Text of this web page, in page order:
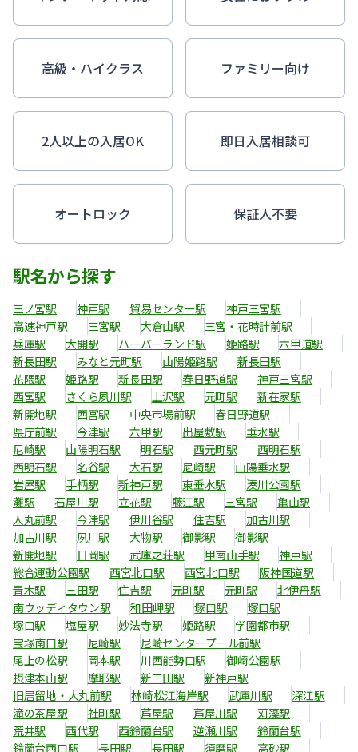
高級・ハイクラス ファミリー向け
2人以上の入居OK 即日入居相談可
オートロック 保証人不要
駅名から探す
三ノ宮駅 神戸駅 貿易センター駅
神戸三宮駅
高速神戸駅
三宮駅 大倉山駅
三宮・花時計前駅
兵庫駅
大開駅 ハーバーランド駅 姫路駅
六甲道駅
新長田駅
みなと元町駅 山陽姫路駅
新長田駅
花隈駅
姫路駅 新長田駅 春日野道駅
神戸三宮駅
西宮駅
さくら夙川駅 上沢駅 元町駅
新在家駅
新開地駅
西宮駅 中央市場前駅
春日野道駅
県庁前駅
今津駅 六甲駅 出屋敷駅
垂水駅
尼崎駅
山陽明石駅 明石駅 西元町駅
西明石駅
西明石駅
名谷駅 大石駅 尼崎駅
山陽垂水駅
岩屋駅
手柄駅 新神戸駅 東垂水駅
湊川公園駅
灘駅
石屋川駅 立花駅 藤江駅 三宮駅
亀山駅
人丸前駅
今津駅 伊川谷駅 住吉駅
加古川駅
加古川駅
夙川駅 大物駅 御影駅
御影駅
新開地駅
日岡駅 武庫之荘駅 甲南山手駅
神戸駅
総合運動公園駅
西宮北口駅 西宮北口駅
阪神国道駅
青木駅
三田駅 住吉駅 元町駅 元町駅
北伊丹駅
南ウッディタウン駅
和田岬駅 塚口駅
塚口駅
塚口駅
塩屋駅 妙法寺駅 姫路駅
学園都市駅
宝塚南口駅
尼崎駅
尼崎センタープール前駅
尾上の松駅
岡本駅 川西能勢口駅
御崎公園駅
摂津本山駅
摩耶駅 新三田駅
新神戸駅
旧居留地・大丸前駅
林崎松江海岸駅 武庫川駅
深江駅
滝の茶屋駅
社町駅 芦屋駅 芦屋川駅
苅藻駅
荒井駅
西代駅 西鈴蘭台駅 逆瀬川駅
鈴蘭台駅
鈴蘭台西口駅
長田駅 長田駅 須磨駅 高砂駅